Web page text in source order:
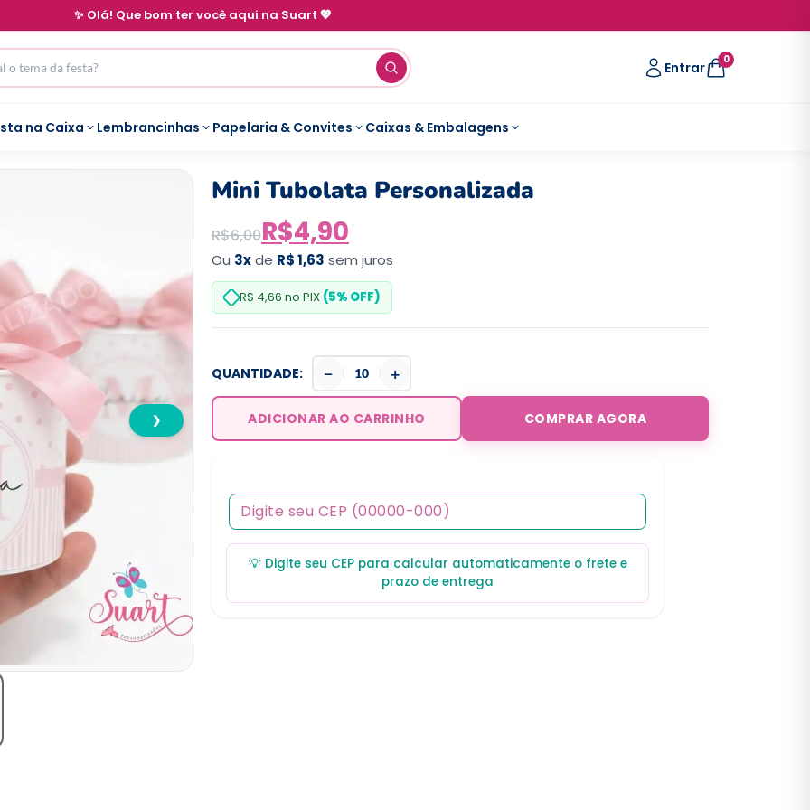
✨ Olá! Que bom ter você aqui na Suart 💖
Entrar 0
na Caixa Lembrancinhas Papelaria & Convites Caixas & Embalagens
❯
Mini Tubolata Personalizada
R$6,00R$4,90
Ou 3xde R$ 1,63 sem juros
R$ 4,66 no PIX (5% OFF)
QUANTIDADE: − +
ADICIONAR AO CARRINHO COMPRAR AGORA
💡 Digite seu CEP para calcular automaticamente o frete e
prazo de entrega